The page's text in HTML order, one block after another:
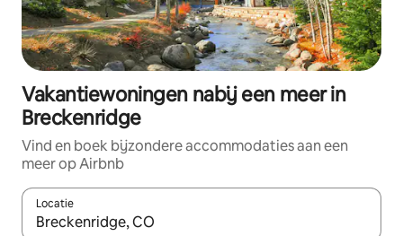
Vakantiewoningen nabij een meer in
Breckenridge
Vind en boek bijzondere accommodaties aan een
meer op Airbnb
Locatie
Wanneer er resultaten beschikbaar zijn, maak je een keuze